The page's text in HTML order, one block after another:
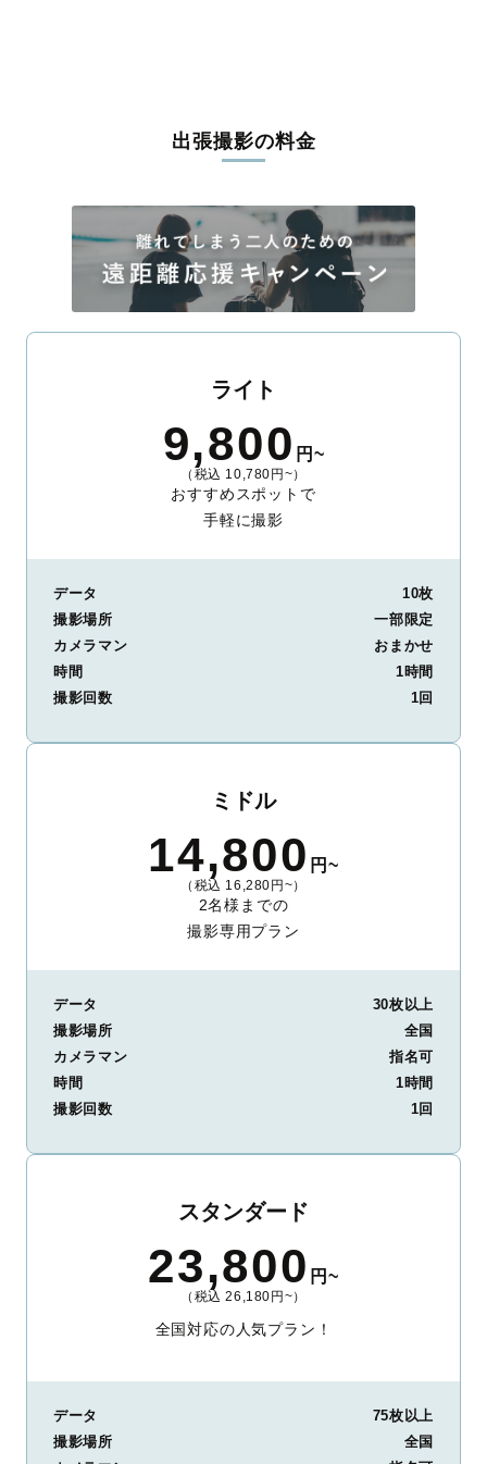
ィを身につけたプロのカメラマンが全国47都道府県に在籍してい
ます。創業10年のノウハウを活かし、思い出に残る素敵な撮影体
丁寧なレタッチで思い出を美しく仕上げます
撮影後は、独自の編集技術で写真の明るさや色合いを丁寧に調
整。自然な雰囲気を残しつつも、おしゃれで洗練された仕上がり
に。きっと「こんな写真を撮ってほしかった！」と思える一枚に
出会えます。まずは、ラブグラフの
出張撮影の料金
ライト
9,800 円~
（税込 10,780円~）
おすすめスポットで
手軽に撮影
データ
10枚
撮影場所
一部限定
カメラマン
おまかせ
時間
1時間
撮影回数
1回
ミドル
14,800 円~
（税込 16,280円~）
2名様までの
撮影専用プラン
データ
30枚以上
撮影場所
全国
カメラマン
指名可
時間
1時間
撮影回数
1回
スタンダード
23,800 円~
（税込 26,180円~）
全国対応の人気プラン！
データ
75枚以上
撮影場所
全国